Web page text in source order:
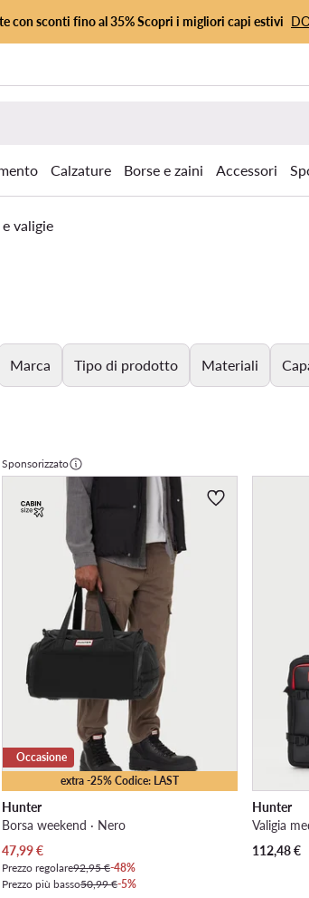
con sconti fino al 35% Scopri i migliori capi estivi
Calzature Borse e zaini Accessori
valigie
Marca Tipo di prodotto Materiali
Sponsorizzato
extra -25% Codice: LAST
Occasione
Hunter
Borsa weekend · Nero
Prezzo attuale
47,99€
Prezzo regolare92,95 €-48%
Prezzo più basso50,99 €-5%
Hunter
Valigia
112,48€